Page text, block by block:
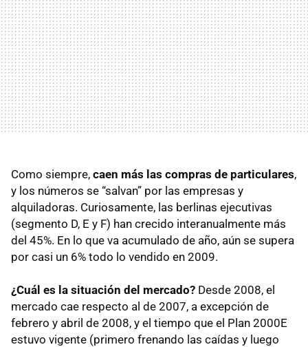
Como siempre, caen más las compras de particulares,
y los números se “salvan” por las empresas y
alquiladoras. Curiosamente, las berlinas ejecutivas
(segmento D, E y F) han crecido interanualmente más
del 45%. En lo que va acumulado de año, aún se supera
por casi un 6% todo lo vendido en 2009.
¿Cuál es la situación del mercado? Desde 2008, el
mercado cae respecto al de 2007, a excepción de
febrero y abril de 2008, y el tiempo que el Plan 2000E
estuvo vigente (primero frenando las caídas y luego